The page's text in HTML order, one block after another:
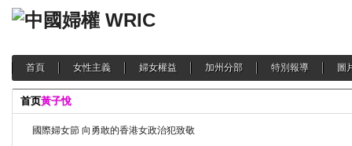
首頁 女性主義 婦女權益 加州分部 特別報導 圖
首页黃子悅
國際婦女節 向勇敢的香港女政治犯致敬